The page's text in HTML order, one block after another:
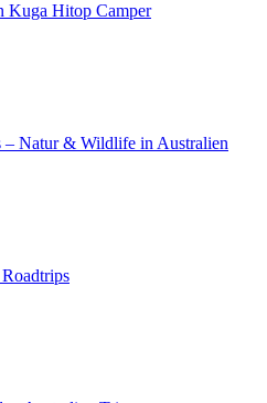
Kuga Hitop Camper
Natur & Wildlife in Australien